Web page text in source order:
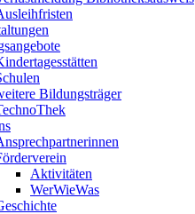
Bildungsträger
Aktivitäten
WerWieWas